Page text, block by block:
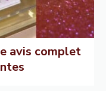
avis complet